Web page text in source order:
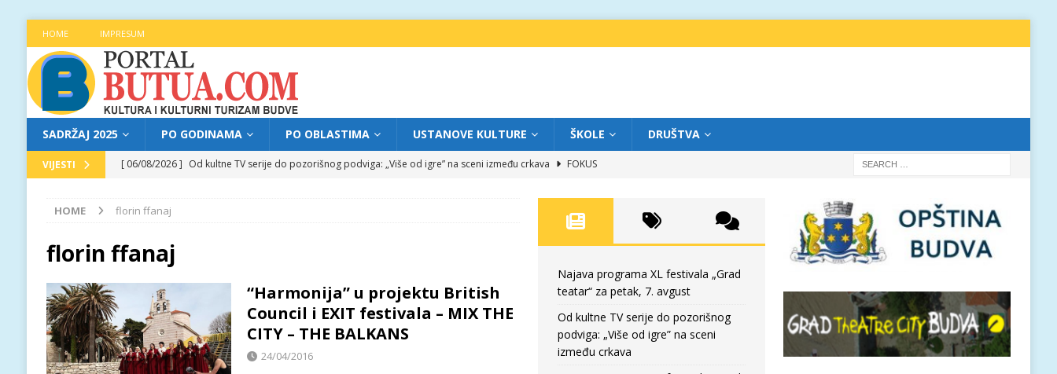
HOME IMPRESUM
SADRŽAJ 2025 PO GODINAMA PO OBLASTIMA USTANOVE KULTURE ŠKOLE DRUŠTVA
VIJESTI [ 06/08/2026 ] Od kultne TV serije do pozorišnog podviga: „Više od igre” na sceni između crkava
FOKUS
[ 05/08/2026 ]
Grad, voda, drvo i čovjek: „Equilibrium“ otvorio novo poglavlje likovnog programa Grada teatra
FOKUS
[ 04/08/2026 ]
[ 06/08/2026 ]
HOME florin ffanaj
florin ffanaj
“Harmonija” u projektu British
Council i EXIT festivala – MIX THE
CITY – THE BALKANS
24/04/2016
Najava programa XL festivala „Grad
teatar“ za petak, 7. avgust
Od kultne TV serije do pozorišnog
podviga: „Više od igre” na sceni
između crkava